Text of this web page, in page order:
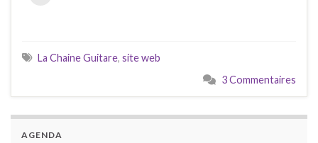
La Chaine Guitare, site web
3 Commentaires
AGENDA